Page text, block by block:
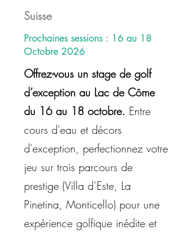
Suisse
Prochaines sessions : 16 au 18
Octobre 2026
Offrez-vous un stage de golf
d’exception au Lac de Côme
du 16 au 18 octobre. Entre
cours d'eau et décors
d'exception, perfectionnez votre
jeu sur trois parcours de
prestige (Villa d’Este, La
Pinetina, Monticello) pour une
expérience golfique inédite et